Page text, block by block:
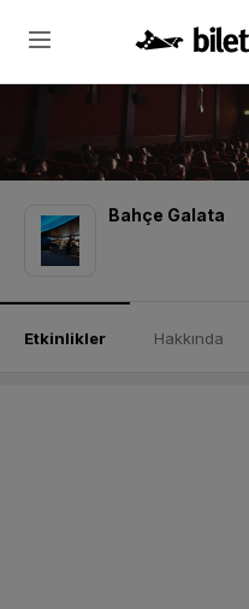
Bahçe Galata
Etkinlikler Hakkında